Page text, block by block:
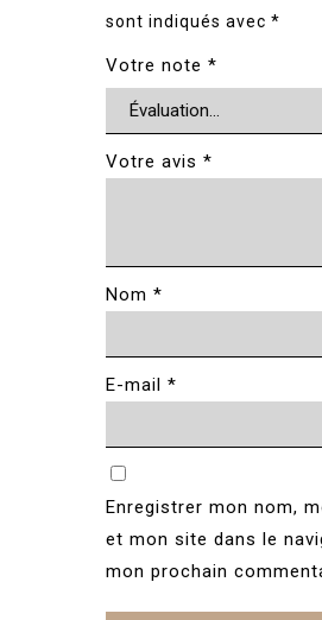
sont indiqués avec *
Votre note *
Votre avis *
Nom *
E-mail *
Enregistrer mon nom,
et mon site dans le
mon prochain